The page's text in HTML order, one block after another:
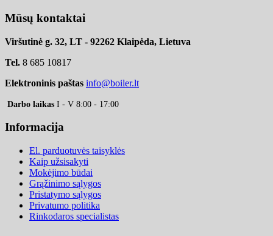
Mūsų kontaktai
Viršutinė g. 32, LT - 92262 Klaipėda, Lietuva
Tel. 8 685 10817
Elektroninis paštas info@boiler.lt
Darbo laikas I - V 8:00 - 17:00
Informacija
El. parduotuvės taisyklės
Kaip užsisakyti
Mokėjimo būdai
Grąžinimo sąlygos
Pristatymo sąlygos
Privatumo politika
Rinkodaros specialistas